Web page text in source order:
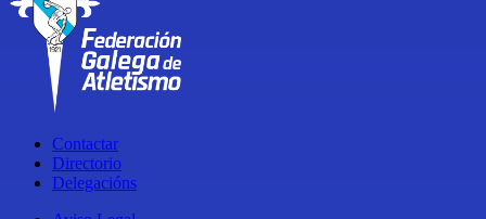
Contactar
Directorio
Delegacións